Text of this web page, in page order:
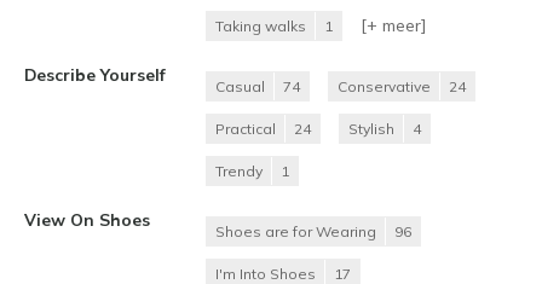
Taking walks 1 [+ meer]
Describe Yourself
Casual 74 Conservative 24
Practical 24 Stylish 4
Trendy 1
View On Shoes
Shoes are for Wearing 96
I'm Into Shoes 17